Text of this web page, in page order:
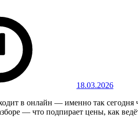
18.03.2026
в онлайн — именно так
— что подпирает цены, как